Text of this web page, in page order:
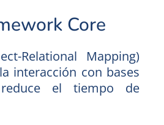
Core
Relational Mapping)
interacción con bases
el tiempo de